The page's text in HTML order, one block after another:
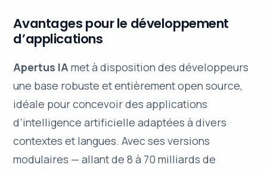
Avantages pour le développement
d’applications
Apertus IA met à disposition des développeurs
une base robuste et entièrementopen source,
idéale pour concevoir des applications
d’intelligence artificielle adaptées à divers
contextes et langues. Avec ses versions
modulaires — allant de 8 à 70 milliards de